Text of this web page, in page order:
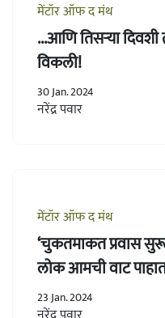
मेंटॉर ऑफ द मंथ
...आणि तिसऱ्या
विकली!
30 Jan. 2024
नरेंद्र पवार
मेंटॉर ऑफ द मंथ
‘चुकतमाकत प्रवास
लोक आमची वाट
23 Jan. 2024